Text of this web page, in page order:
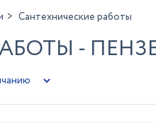
Сантехнические работы
-